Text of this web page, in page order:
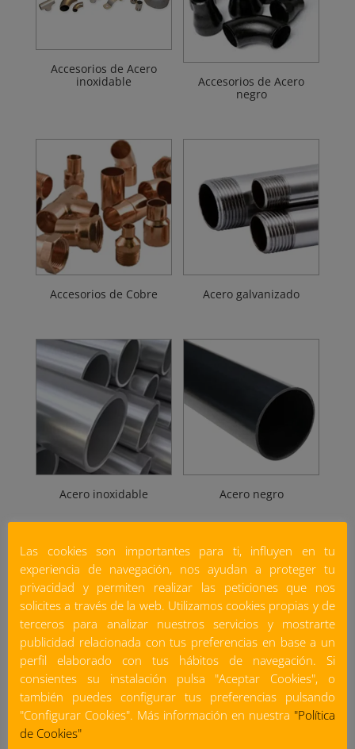
Accesorios de Acero
inoxidable
Accesorios de Acero
negro
Accesorios de Cobre Acero galvanizado
Acero inoxidable Acero negro
Aislamiento de Lana de
Roca
Aislamiento para
Las cookies son importantes para ti, influyen en tu
experiencia de navegación, nos ayudan a proteger tu
privacidad y permiten realizar las peticiones que nos
solicites a través de la web. Utilizamos cookies propias y de
terceros para analizar nuestros servicios y mostrarte
publicidad relacionada con tus preferencias en base a un
perfil elaborado con tus hábitos de navegación. Si
consientes su instalación pulsa "Aceptar Cookies", o
también puedes configurar tus preferencias pulsando
"Configurar Cookies". Más información en nuestra "Política
de Cookies"